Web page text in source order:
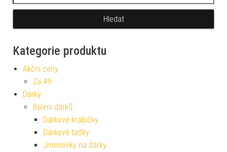
Kategorie produktu
Akční ceny
Za 49
Dárky
Balení dárků
Dárkové krabičky
Dárkové tašky
Jmenovky na dárky